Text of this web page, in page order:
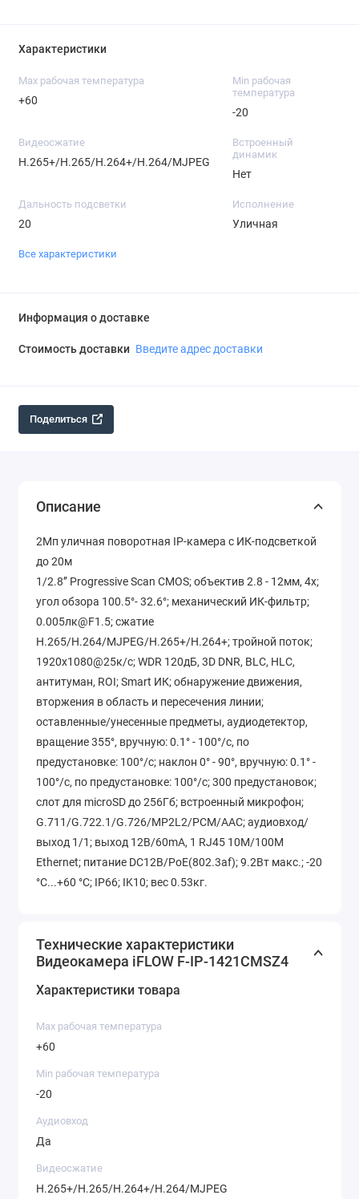
Характеристики
Max рабочая температура
+60
Min рабочая
температура
-20
Видеосжатие
H.265+/H.265/H.264+/H.264/MJPEG
Встроенный
динамик
Нет
Дальность подсветки
20
Исполнение
Уличная
Все характеристики
Информация о доставке
Стоимость доставки Введите адрес доставки
Поделиться
Описание
2Мп уличная поворотная IP-камера c ИК-подсветкой
до 20м
1/2.8’’ Progressive Scan CMOS; объектив 2.8 - 12мм, 4x;
угол обзора 100.5°- 32.6°; механический ИК-фильтр;
0.005лк@F1.5; сжатие
H.265/H.264/MJPEG/H.265+/H.264+; тройной поток;
1920х1080@25к/с; WDR 120дБ, 3D DNR, BLC, HLC,
антитуман, ROI; Smart ИК; обнаружение движения,
вторжения в область и пересечения линии;
оставленные/унесенные предметы, аудиодетектор,
вращение 355°, вручную: 0.1° - 100°/с, по
предустановке: 100°/с; наклон 0° - 90°, вручную: 0.1° -
100°/с, по предустановке: 100°/с; 300 предустановок;
слот для microSD до 256Гб; встроенный микрофон;
G.711/G.722.1/G.726/MP2L2/PCM/AAC; аудиовход/
выход 1/1; выход 12В/60mA, 1 RJ45 10M/100M
Ethernet; питание DC12В/PoE(802.3af); 9.2Вт макс.; -20
°C...+60 °C; IP66; IK10; вес 0.53кг.
Технические характеристики
Видеокамера iFLOW F-IP-1421CMSZ4
Характеристики товара
Max рабочая температура
+60
Min рабочая температура
-20
Аудиовход
Да
Видеосжатие
H.265+/H.265/H.264+/H.264/MJPEG